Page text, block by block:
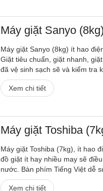
Máy giặt Sanyo
Máy giặt Sanyo (8kg) ít hao
Giặt tiêu chuẩn, giặt nhanh,
đã vệ sinh sạch sẽ và kiểm tra
Xem chi tiết
Máy giặt Toshiba
Máy giặt Toshiba (7kg), ít hao
đồ giặt ít hay nhiều may sẽ
nước. Bàn phím Tiếng Việt dễ
Xem chi tiết